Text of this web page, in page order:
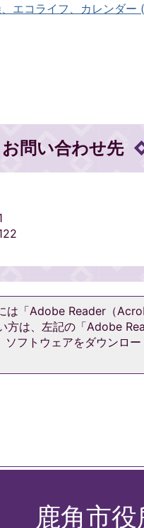
エコライフ、カレンダー
問い合わせ先
は「Adobe Reader（
方は、左記の「Adobe
フトウェアをダウンロ
鹿角市役